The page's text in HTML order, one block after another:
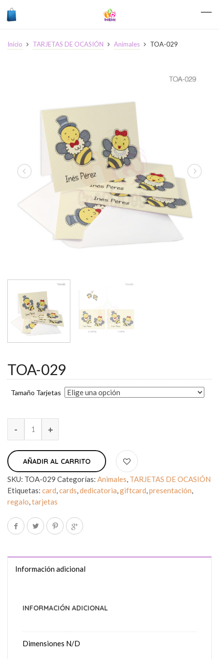
Inicio TARJETAS DE OCASIÓN Animales TOA-029
TOA-029
Tamaño Tarjetas
AÑADIR AL CARRITO
SKU: TOA-029 Categorías: Animales, TARJETAS DE OCASIÓN
Etiquetas: card,cards,dedicatoria,giftcard,presentación,
regalo,tarjetas
Información adicional
INFORMACIÓN ADICIONAL
Dimensiones N/D